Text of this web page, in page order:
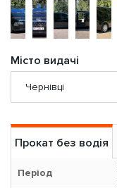
Місто видачі
Прокат без водія
Період